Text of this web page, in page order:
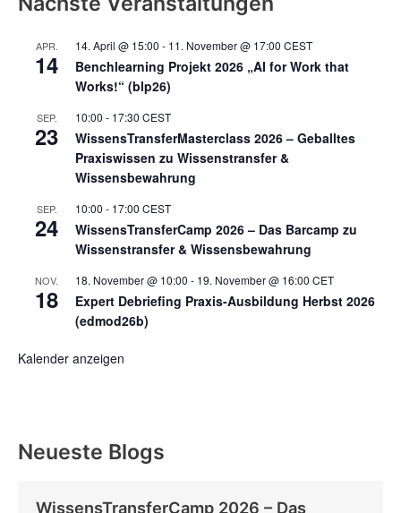
APR.
14
14. April @ 15:00 - 11. November @ 17:00 CEST
Benchlearning Projekt 2026 „AI for Work that
Works!“ (blp26)
SEP.
23
10:00 - 17:30 CEST
WissensTransferMasterclass 2026 – Geballtes
Praxiswissen zu Wissenstransfer &
Wissensbewahrung
SEP.
24
10:00 - 17:00 CEST
WissensTransferCamp 2026 – Das Barcamp zu
Wissenstransfer & Wissensbewahrung
NOV.
18
18. November @ 10:00 - 19. November @ 16:00 CET
Expert Debriefing Praxis-Ausbildung Herbst 2026
(edmod26b)
Kalender anzeigen
Neueste Blogs
WissensTransferCamp 2026 – Das